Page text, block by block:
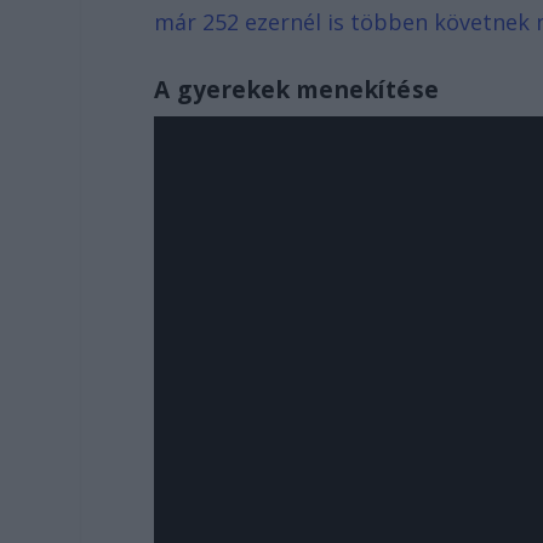
már 252 ezernél is többen követnek
A gyerekek menekítése